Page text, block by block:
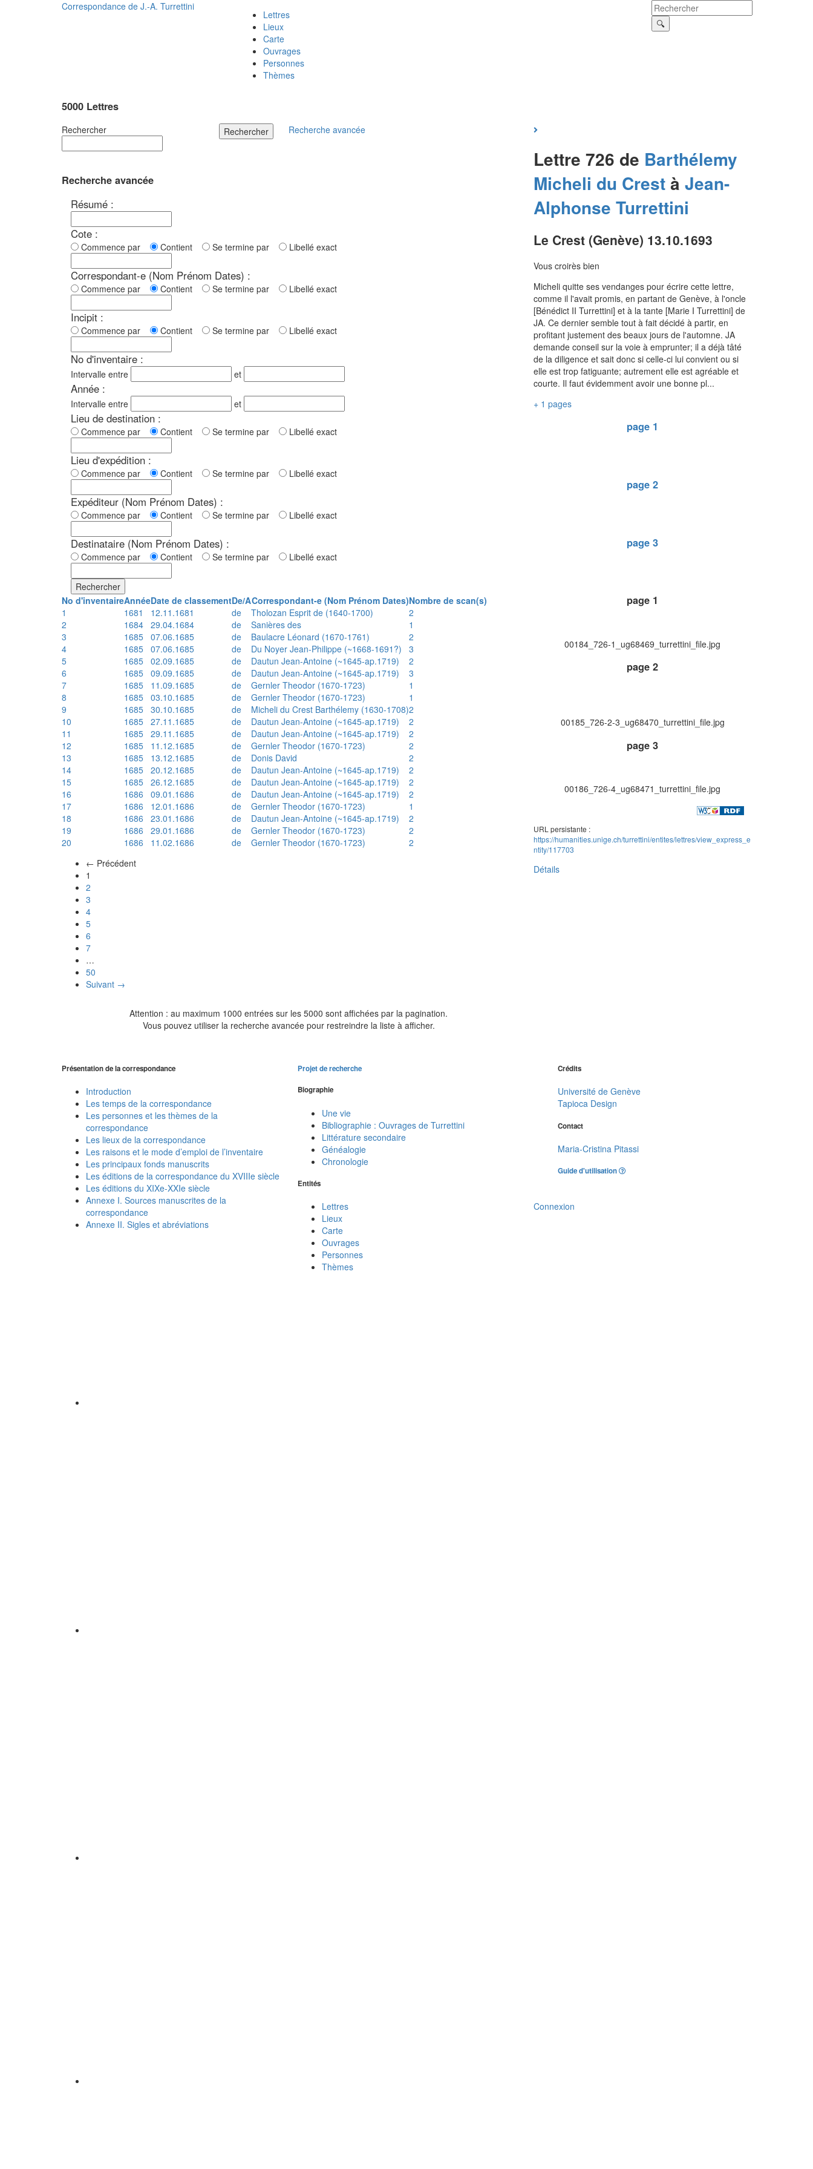
Correspondance de J.-A. Turrettini
Lettres
Lieux
Carte
Ouvrages
Personnes
Thèmes
5000 Lettres
Rechercher Rechercher Recherche avancée
Recherche avancée
Résumé :
Cote :
Commence par Contient Se termine par Libellé exact
Correspondant-e (Nom Prénom Dates) :
Commence par Contient Se termine par Libellé exact
Incipit :
Commence par Contient Se termine par Libellé exact
No d'inventaire :
Intervalle entre et
Année :
Intervalle entre et
Lieu de destination :
Commence par Contient Se termine par Libellé exact
Lieu d'expédition :
Commence par Contient Se termine par Libellé exact
Expéditeur (Nom Prénom Dates) :
Commence par Contient Se termine par Libellé exact
Destinataire (Nom Prénom Dates) :
Commence par Contient Se termine par Libellé exact
Rechercher
No d'inventaireAnnéeDate de classementDe/ACorrespondant-e (Nom Prénom Dates)Nombre de scan(s)
1
1681 12.11.1681 de Tholozan Esprit de (1640-1700)
2
2
1684 29.04.1684 de Sanières des
1
3
1685 07.06.1685 de Baulacre Léonard (1670-1761)
2
4
1685 07.06.1685 de Du Noyer Jean-Philippe (~1668-1691?)
3
5
1685 02.09.1685 de Dautun Jean-Antoine (~1645-ap.1719)
2
6
1685 09.09.1685 de Dautun Jean-Antoine (~1645-ap.1719)
3
7
1685 11.09.1685 de Gernler Theodor (1670-1723)
1
8
1685 03.10.1685 de Gernler Theodor (1670-1723)
1
9
1685 30.10.1685 de Micheli du Crest Barthélemy (1630-1708)2
10
1685 27.11.1685 de Dautun Jean-Antoine (~1645-ap.1719)
2
11
1685 29.11.1685 de Dautun Jean-Antoine (~1645-ap.1719)
2
12
1685 11.12.1685 de Gernler Theodor (1670-1723)
2
13
1685 13.12.1685 de Donis David
2
14
1685 20.12.1685 de Dautun Jean-Antoine (~1645-ap.1719)
2
15
1685 26.12.1685 de Dautun Jean-Antoine (~1645-ap.1719)
2
16
1686 09.01.1686 de Dautun Jean-Antoine (~1645-ap.1719)
2
17
1686 12.01.1686 de Gernler Theodor (1670-1723)
1
18
1686 23.01.1686 de Dautun Jean-Antoine (~1645-ap.1719)
2
19
1686 29.01.1686 de Gernler Theodor (1670-1723)
2
20
1686 11.02.1686 de Gernler Theodor (1670-1723)
2
← Précédent
1
2
3
4
5
6
7
…
50
Suivant →
Attention : au maximum 1000 entrées sur les 5000 sont affichées par la pagination.
Vous pouvez utiliser la recherche avancée pour restreindre la liste à afficher.
Lettre 726 de Barthélemy
Micheli du Crestà Jean-
Alphonse Turrettini
Le Crest (Genève) 13.10.1693
Vous croirès bien
Micheli quitte ses vendanges pour écrire cette lettre,
comme il l'avait promis, en partant de Genève, à l'oncle
[Bénédict II Turrettini] et à la tante [Marie I Turrettini] de
JA. Ce dernier semble tout à fait décidé à partir, en
profitant justement des beaux jours de l'automne. JA
demande conseil sur la voie à emprunter; il a déjà tâté
de la diligence et sait donc si celle-ci lui convient ou si
elle est trop fatiguante; autrement elle est agréable et
courte. Il faut évidemment avoir une bonne pl...
+ 1 pages
page 1
page 2
page 3
page 1
00184_726-1_ug68469_turrettini_file.jpg
page 2
00185_726-2-3_ug68470_turrettini_file.jpg
page 3
00186_726-4_ug68471_turrettini_file.jpg
URL persistante :
https://humanities.unige.ch/turrettini/entites/lettres/view_express_e
ntity/117703
Détails
Présentation de la correspondance
Introduction
Les temps de la correspondance
Les personnes et les thèmes de la
correspondance
Les lieux de la correspondance
Les raisons et le mode d’emploi de l’inventaire
Les principaux fonds manuscrits
Les éditions de la correspondance du XVIIIe siècle
Les éditions du XIXe-XXIe siècle
Annexe I. Sources manuscrites de la
correspondance
Annexe II. Sigles et abréviations
Projet de recherche
Biographie
Une vie
Bibliographie : Ouvrages de Turrettini
Littérature secondaire
Généalogie
Chronologie
Entités
Lettres
Lieux
Carte
Ouvrages
Personnes
Thèmes
Crédits
Université de Genève
Tapioca Design
Contact
Maria-Cristina Pitassi
Guide d'utilisation
Connexion